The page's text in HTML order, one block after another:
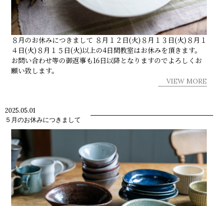
８月のお休みにつきまして ８月１２日(火)８月１３日(火)８月１
４日(火)８月１５日(火)以上の4日間教室はお休みを頂きます。
お問い合わせ等の御返事も16日以降となりますのでよろしくお
願い致します。
VIEW MORE
2025.05.01
５月のお休みにつきまして